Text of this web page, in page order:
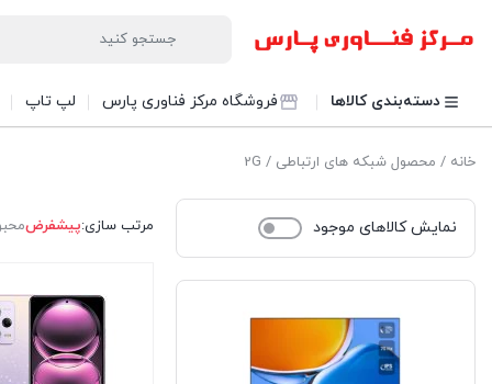
دسته‌بندی کالاها فروشگاه مرکز فناوری پارس لپ تاپ
خانه / محصول شبکه های ارتباطی / 2G
نمایش کالاهای موجود مرتب سازی:پیشفرض